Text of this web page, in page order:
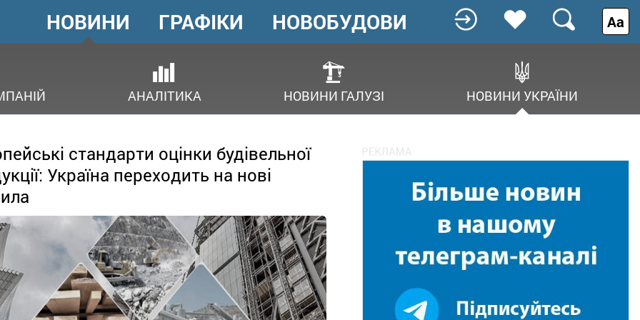
ГОЛОВНЕ
МЕНЮ
НОВИНИ
АНАЛІТИКА НОВИНИ ГАЛУЗІ НОВИНИ УКРАЇНИ
ГРАФІКИ НОВОБУДОВИ Аа
стандарти оцінки будівельної
Україна переходить на нові